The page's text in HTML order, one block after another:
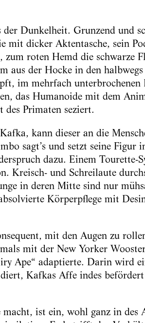
der Dunkelheit. Grunzend und
mit dicker Aktentasche, sein
roten Hemd die schwarze
aus der Hocke in den
im mehrfach unterbrochenen
das Humanoide mit dem
des Primaten seziert.
kann dieser an die
sagt’s und setzt seine Figur
dazu. Einem Tourette-
Kreisch- und Schreilaute
in deren Mitte sind nur
Körperpflege mit
mit den Augen zu
mit der New Yorker
Ape“ adaptierte. Darin wird
Kafkas Affe indes
ist ein, wohl ganz in des